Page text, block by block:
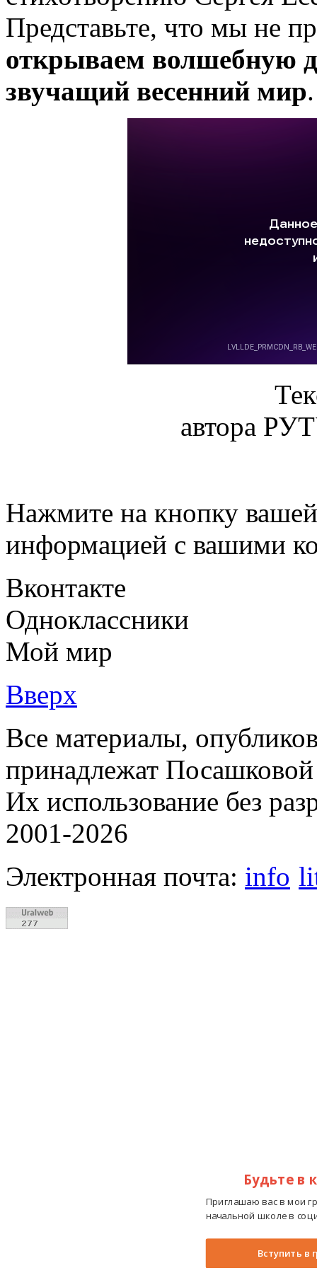
Представьте, что мы не
открываем волшебную
звучащий весенний мир.
автора
Нажмите на кнопку
информацией с вашими
Вконтакте
Одноклассники
Мой мир
Вверх
Все материалы,
принадлежат
Их использование без
2001-2026
Электронная почта: info
Будьте в
Приглашаю вас в мои
начальной школе в
Вступить в